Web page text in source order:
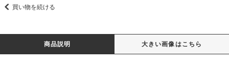
買い物を続ける
商品説明 大きい画像はこちら